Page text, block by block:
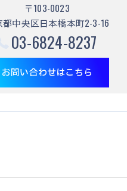
〒103-0023
都中央区日本橋本町2-3-16
03-6824-8237
お問い合わせはこちら